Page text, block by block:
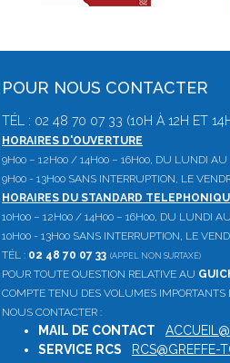
POUR NOUS CONTACTER
TÉL : 02 48 70 07 33 (10H À 12H ET
HORAIRES D'OUVERTURE
9H00 – 12H00 / 14H00 – 16H00, DU LUNDI AU
9H00 - 13H00 SANS INTERRUPTION, LE
HORAIRES DU STANDARD
10H00 – 12H00 / 14H00 – 16H00, DU LUNDI
10H00 - 13H00 SANS INTERRUPTION, LE
TÉL : 02 48 70 07 33 (APPEL NON SURTAXÉ)
POUR TOUTE QUESTION RELATIVE AU
COMPTE TENU DES VOLUMES
NOUS CONTACTER :
MAIL DE CONTACT
SERVICE RCS
RCS@GREFFE-